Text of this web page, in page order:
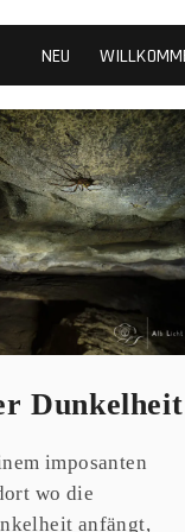
DER SCHWÄBISCHEN
NEU
Dunkelheit
imposanten
wo die
anfängt,